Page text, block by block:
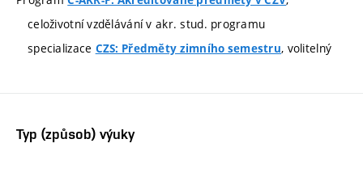
celoživotní vzdělávání v akr. stud. programu
specializace CZS: Předměty zimního semestru, volitelný
Typ (způsob) výuky